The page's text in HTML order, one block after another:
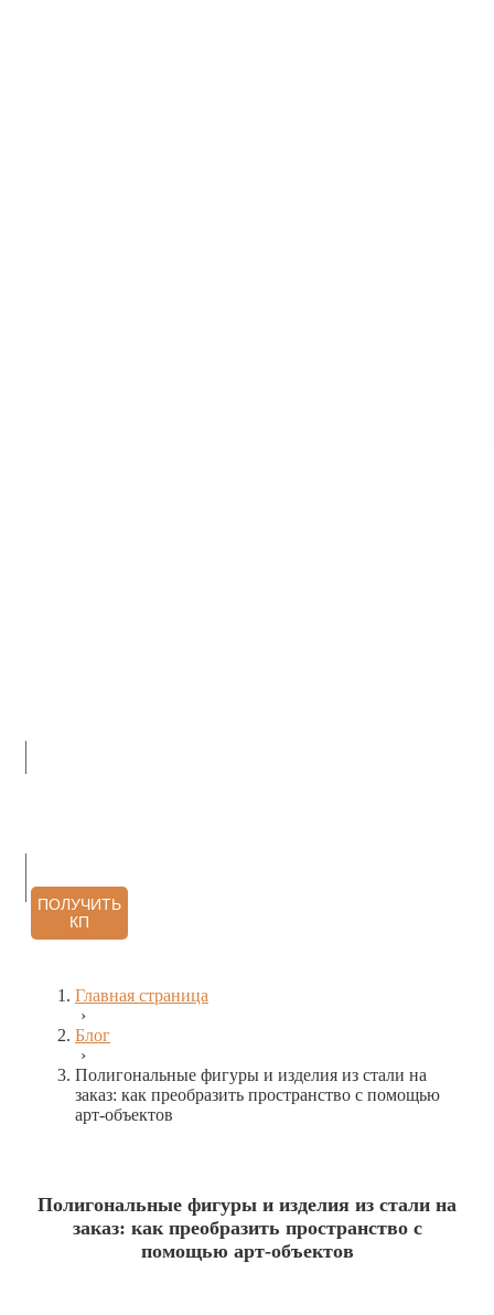
ПОЛУЧИТЬ
КП
Главная страница
›
Блог
›
Полигональные фигуры и изделия из стали на
заказ: как преобразить пространство с помощью
арт-объектов
Полигональные фигуры и изделия из стали на
заказ: как преобразить пространство с
помощью арт-объектов